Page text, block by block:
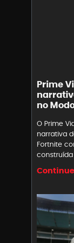
Prime
no
O Prime
narrativa
Fortnite